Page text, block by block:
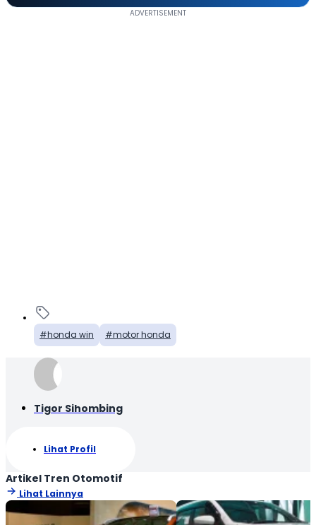
honda win motor honda
Tigor Sihombing
Lihat Profil
Artikel Tren Otomotif
Lihat Lainnya